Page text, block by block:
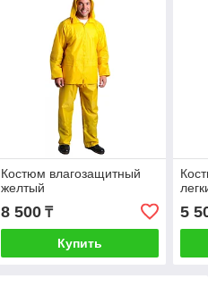
Костюм влагозащитный
желтый
8 500₸
Купить
5